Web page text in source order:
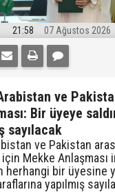
21:58 07 Ağustos 2026
ve
Bir üyeye
sayılacak
ve Pakistan
Mekke Anlaşması
bir üyesine
yapılmış